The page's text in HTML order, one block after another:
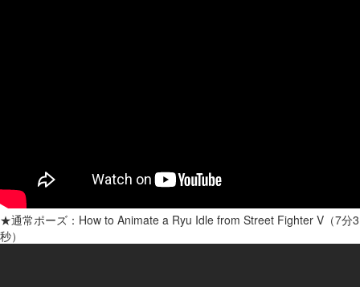
★通常ポーズ：How to Animate a Ryu Idle from Street Fighter V（7分3
秒）